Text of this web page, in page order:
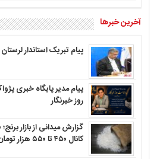
آخرین خبرها
پیام تبریک استاندار
پیام مدیر پایگاه خبری
روز خبرنگار
گزارش میدانی از بازار
کانال ۴۵۰ تا ۵۵۰ هزار تومان